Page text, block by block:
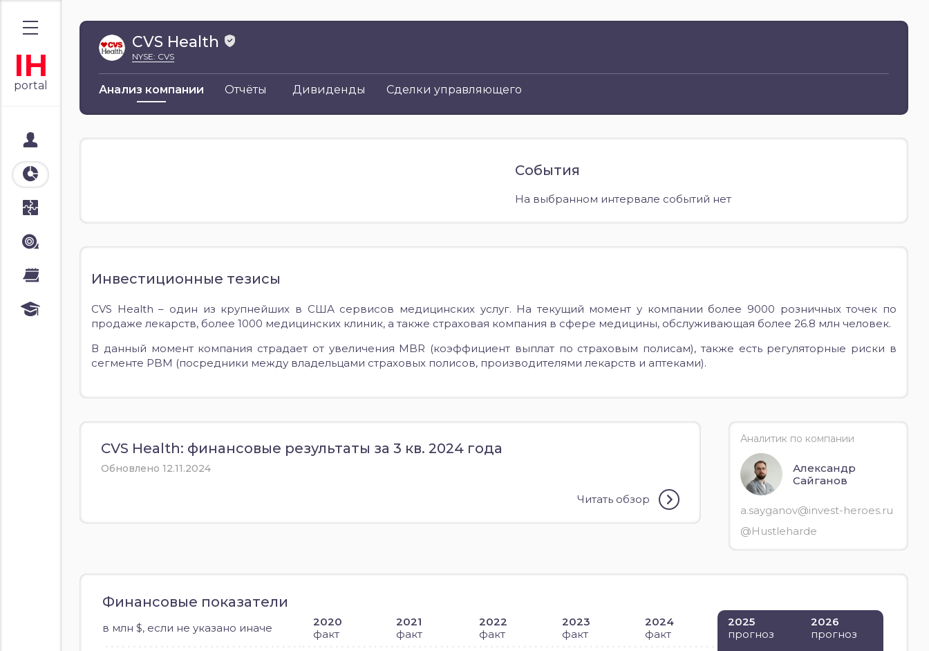
IH
portal
Мой портал
Аналитика
Календари
Обучение
Курс по
облигациям
Курс по
CVS Health
NYSE: CVS
Анализ компании Отчёты Дивиденды Сделки управляющего
События
На выбранном интервале событий нет
Инвестиционные тезисы
CVS Health – один из крупнейших в США сервисов медицинских услуг. На текущий момент у компании более 9000 розничных точек по
продаже лекарств, более 1000 медицинских клиник, а также страховая компания в сфере медицины, обслуживающая более 26.8 млн человек.
В данный момент компания страдает от увеличения MBR (коэффициент выплат по страховым полисам), также есть регуляторные риски в
сегменте PBM (посредники между владельцами страховых полисов, производителями лекарств и аптеками).
CVS Health: финансовые результаты за 3 кв. 2024 года
Обновлено 12.11.2024
Читать обзор
Аналитик по компании
Александр
Сайганов
a.sayganov@invest-heroes.ru
@Hustleharde
Финансовые показатели
в млн $, если не указано иначе
2020
факт
2021
факт
2022
факт
2023
факт
2024
факт
2025
прогноз
2026
прогноз